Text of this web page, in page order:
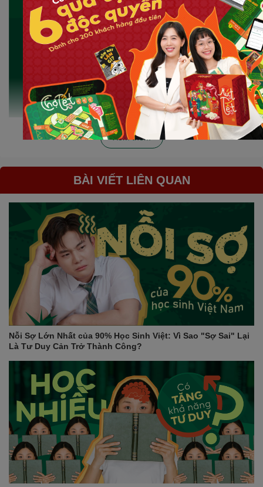
Xem thêm
BÀI VIẾT LIÊN QUAN
Nỗi Sợ Lớn Nhất của 90% Học Sinh Việt: Vì Sao "Sợ Sai" Lại
Là Tư Duy Cản Trở Thành Công?